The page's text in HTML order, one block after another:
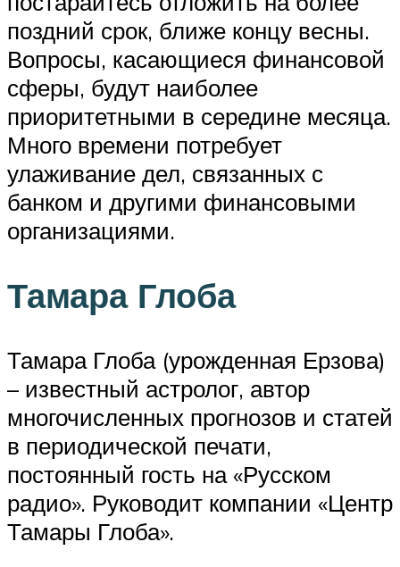
поздний срок, ближе концу весны.
Вопросы, касающиеся финансовой
сферы, будут наиболее
приоритетными в середине месяца.
Много времени потребует
улаживание дел, связанных с
банком и другими финансовыми
организациями.
Тамара Глоба
Тамара Глоба (урожденная Ерзова)
– известный астролог, автор
многочисленных прогнозов и статей
в периодической печати,
постоянный гость на «Русском
радио». Руководит компании «Центр
Тамары Глоба».